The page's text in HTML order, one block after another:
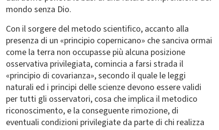
mondo senza Dio.
Con il sorgere del metodo scientifico, accanto alla
presenza di un «principio copernicano» che sanciva ormai
come la terra non occupasse più alcuna posizione
osservativa privilegiata, comincia a farsi strada il
«principio di covarianza», secondo il quale le leggi
naturali ed i principi delle scienze devono essere validi
per tutti gli osservatori, cosa che implica il metodico
riconoscimento, e la conseguente rimozione, di
eventuali condizioni privilegiate da parte di chi realizza